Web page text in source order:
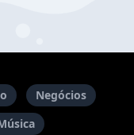
Negócios